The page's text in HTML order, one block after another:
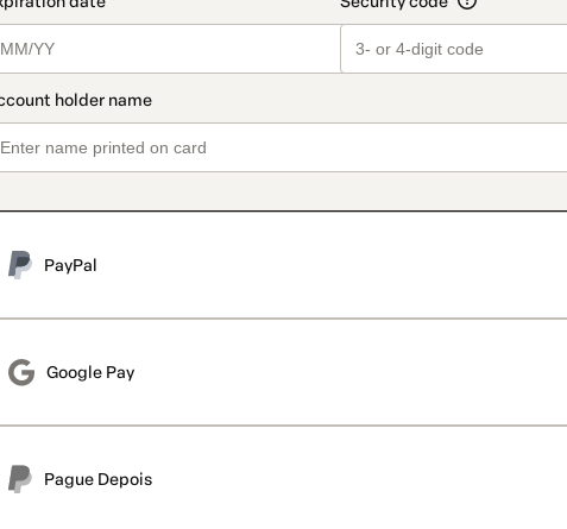
PayPal
Google Pay
Pague Depois